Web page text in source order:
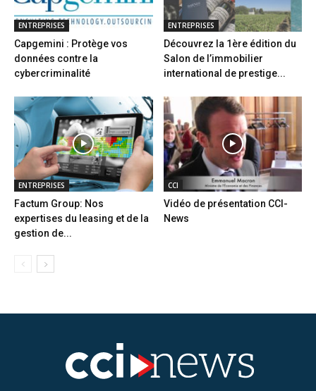
ENTREPRISES
Capgemini : Protège vos
données contre la
cybercriminalité
ENTREPRISES
Découvrez la 1ère édition du
Salon de l’immobilier
international de prestige...
ENTREPRISES
Factum Group: Nos
expertises du leasing et de la
gestion de...
CCI
Vidéo de présentation CCI-
News